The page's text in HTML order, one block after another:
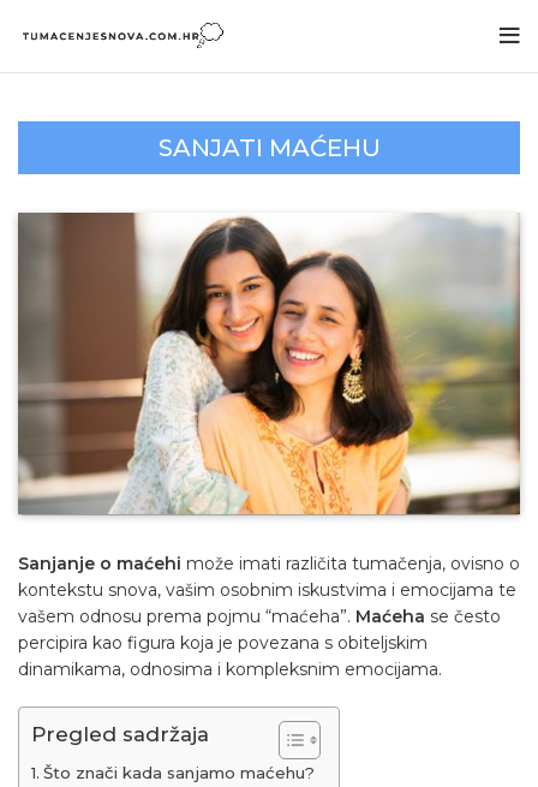
SANJATI MAĆEHU
Sanjanje o maćehi može imati različita tumačenja, ovisno o
kontekstu snova, vašim osobnim iskustvima i emocijama te
vašem odnosu prema pojmu “maćeha”. Maćeha se često
percipira kao figura koja je povezana s obiteljskim
dinamikama, odnosima i kompleksnim emocijama.
Pregled sadržaja
Što znači kada sanjamo maćehu?